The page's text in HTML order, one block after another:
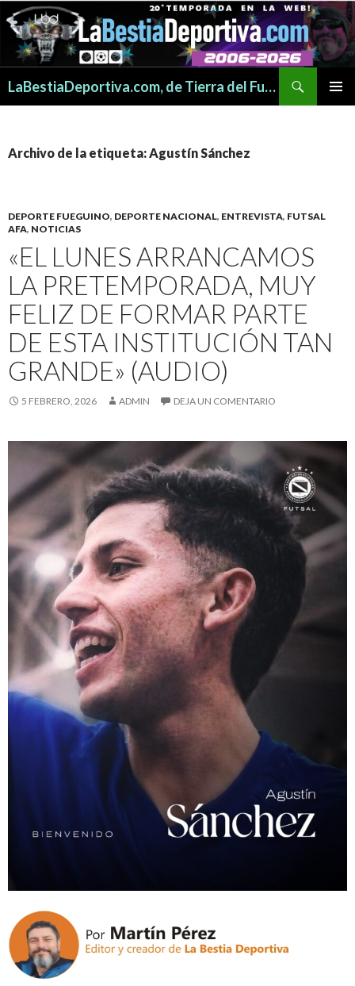
LaBestiaDeportiva.com, de Tierra del Fuego para todo el mundo
Archivo de la etiqueta: Agustín Sánchez
DEPORTE FUEGUINO, DEPORTE NACIONAL, ENTREVISTA, FUTSAL
AFA, NOTICIAS
«EL LUNES ARRANCAMOS
LA PRETEMPORADA, MUY
FELIZ DE FORMAR PARTE
DE ESTA INSTITUCIÓN TAN
GRANDE» (AUDIO)
5 FEBRERO, 2026 ADMIN DEJA UN COMENTARIO